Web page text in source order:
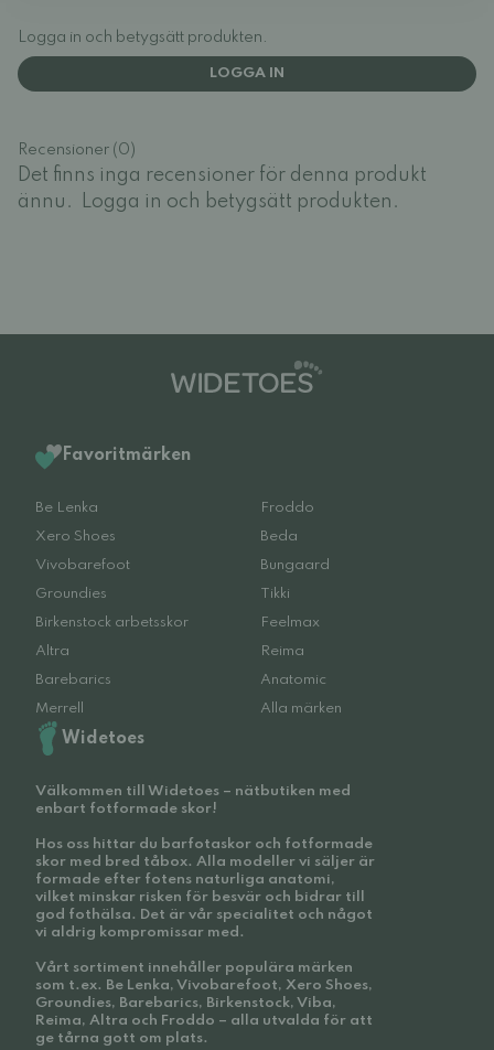
Logga in och betygsätt produkten.
LOGGA IN
Recensioner (0)
Det finns inga recensioner för denna produkt
ännu.
Logga in och betygsätt produkten.
Favoritmärken
Be Lenka
Froddo
Xero Shoes
Beda
Vivobarefoot
Bungaard
Groundies
Tikki
Birkenstock arbetsskor
Feelmax
Altra
Reima
Barebarics
Anatomic
Merrell
Alla märken
Widetoes
Välkommen till Widetoes – nätbutiken med
enbart fotformade skor!
Hos oss hittar du barfotaskor och fotformade
skor med bred tåbox. Alla modeller vi säljer är
formade efter fotens naturliga anatomi,
vilket minskar risken för besvär och bidrar till
god fothälsa. Det är vår specialitet och något
vi aldrig kompromissar med.
Vårt sortiment innehåller populära märken
som t.ex. Be Lenka, Vivobarefoot, Xero Shoes,
Groundies, Barebarics, Birkenstock, Viba,
Reima, Altra och Froddo – alla utvalda för att
ge tårna gott om plats.